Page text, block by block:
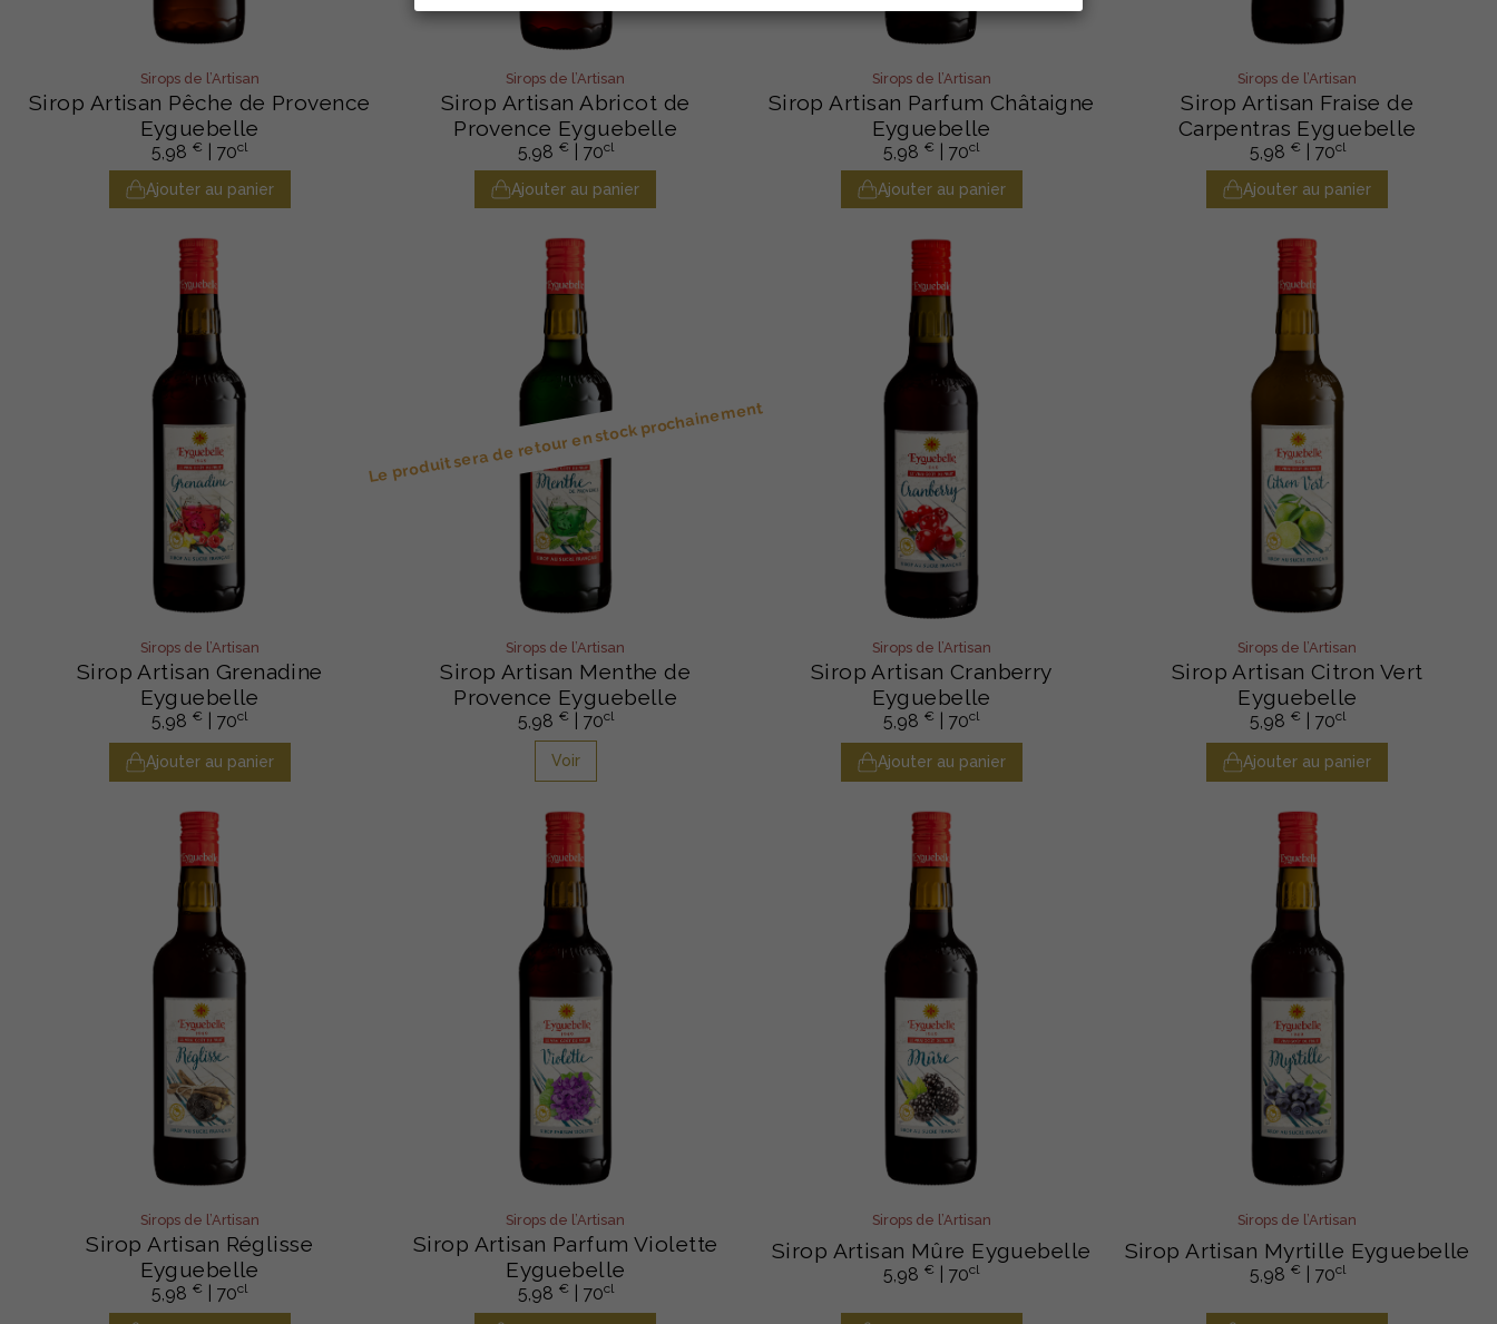
Sirops de l’Artisan
Sirop Artisan Pêche de Provence
Eyguebelle
5,98 € | 70cl
Ajouter au panier
Sirops de l’Artisan
Sirop Artisan Abricot de
Provence Eyguebelle
5,98 € | 70cl
Ajouter au panier
Sirops de l’Artisan
Sirop Artisan Parfum Châtaigne
Eyguebelle
5,98 € | 70cl
Ajouter au panier
Sirops de l’Artisan
Sirop Artisan Fraise de
Carpentras Eyguebelle
5,98 € | 70cl
Ajouter au panier
Sirops de l’Artisan
Sirop Artisan Grenadine
Eyguebelle
5,98 € | 70cl
Ajouter au panier
Le produit sera de retour en stock prochainement
Sirops de l’Artisan
Sirop Artisan Menthe de
Provence Eyguebelle
5,98 € | 70cl
Voir
Sirops de l’Artisan
Sirop Artisan Cranberry
Eyguebelle
5,98 € | 70cl
Ajouter au panier
Sirops de l’Artisan
Sirop Artisan Citron Vert
Eyguebelle
5,98 € | 70cl
Ajouter au panier
Sirops de l’Artisan
Sirop Artisan Réglisse
Eyguebelle
5,98 € | 70cl
Sirops de l’Artisan
Sirop Artisan Parfum Violette
Eyguebelle
5,98 € | 70cl
Sirops de l’Artisan
Sirop Artisan Mûre Eyguebelle
5,98 € | 70cl
Sirops de l’Artisan
Sirop Artisan Myrtille Eyguebelle
5,98 € | 70cl